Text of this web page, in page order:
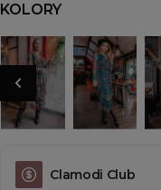
KOLORY
Clamodi Club